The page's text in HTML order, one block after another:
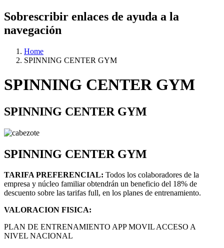
Sobrescribir enlaces de ayuda a la
navegación
Home
SPINNING CENTER GYM
SPINNING CENTER GYM
SPINNING CENTER GYM
SPINNING CENTER GYM
TARIFA PREFERENCIAL: Todos los colaboradores de la
empresa y núcleo familiar obtendrán un beneficio del 18% de
descuento sobre las tarifas full, en los planes de entrenamiento.
VALORACION FISICA:
PLAN DE ENTRENAMIENTO APP MOVIL ACCESO A
NIVEL NACIONAL